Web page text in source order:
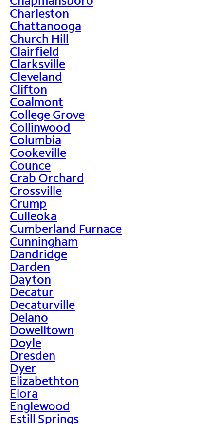
Charleston
Chattanooga
Church Hill
Clairfield
Clarksville
Cleveland
Clifton
Coalmont
College Grove
Collinwood
Columbia
Cookeville
Counce
Crab Orchard
Crossville
Crump
Culleoka
Cumberland Furnace
Cunningham
Dandridge
Darden
Dayton
Decatur
Decaturville
Delano
Dowelltown
Doyle
Dresden
Dyer
Elizabethton
Elora
Englewood
Estill Springs